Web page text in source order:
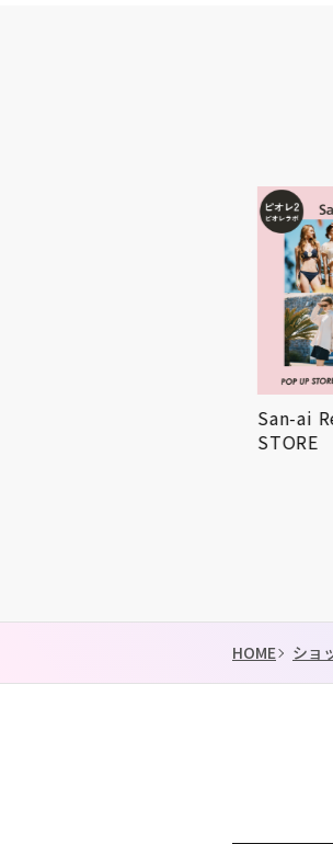
San-ai
STORE
HOME ショ